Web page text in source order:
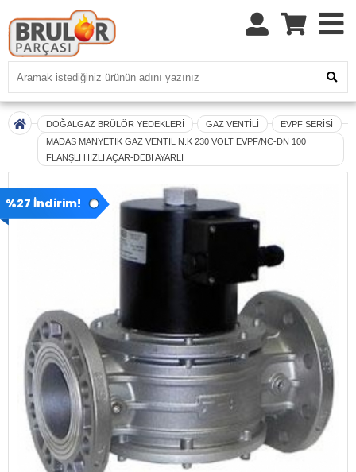
DOĞALGAZ BRÜLÖR YEDEKLERİ GAZ VENTİLİ
EVPF SERİSİ
MADAS MANYETİK GAZ VENTİL N.K 230 VOLT EVPF/NC-DN 100
FLANŞLI HIZLI AÇAR-DEBİ AYARLI
%27 İndirim!